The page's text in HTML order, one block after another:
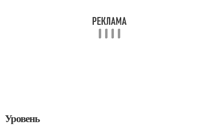
Уровень